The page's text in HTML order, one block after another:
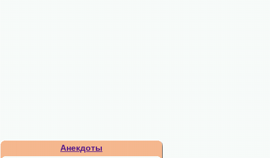
Анекдоты